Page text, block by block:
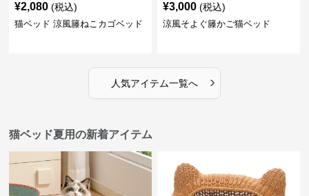
¥2,080 (税込)
猫ベッド 涼風籐ねこカゴベッド
¥3,000 (税込)
涼風そよぐ籐かご猫ベッド
人気アイテム一覧へ ›
猫ベッド夏用の新着アイテム